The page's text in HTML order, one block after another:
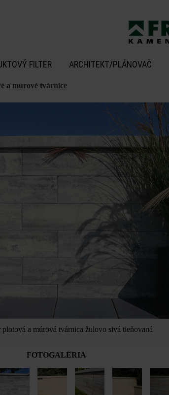
FILTER ARCHITEKT/PLÁNOVAČ
a múrové tvárnice
a múrová tvárnica žulovo sivá tieňovaná
FOTOGALÉRIA